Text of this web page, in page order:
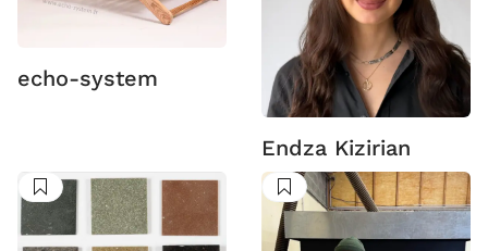
echo-system
Endza Kizirian
Suivre Suivre